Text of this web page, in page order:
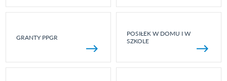
GRANTY PPGR
POSIŁEK W DOMU I W
SZKOLE